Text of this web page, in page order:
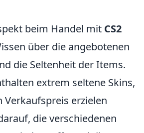
beim Handel mit CS2
über die angebotenen
die Seltenheit der Items.
extrem seltene Skins,
Verkaufspreis erzielen
die verschiedenen